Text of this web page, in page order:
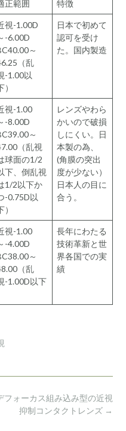
正範囲 特徴
視-1.00D
-6.00D
～
（乱
-1.00以
）
日本で初めて
認可を受け
た。国内製造
視-1.00
-8.00D
～
（乱視
球面の1/2
下、倒乱視
1/2以下か
-0.75D以
）
レンズやわら
かいので破損
しにくい。日
本製の為、
(角膜の突出
度が少ない）
日本人の目に
合う。
視-1.00
-4.00D
～
（乱
-1.00D以下
長年にわたる
技術革新と世
界各国での実
績
フォーカス組み込み型の近視
抑制コンタクトレンズ →